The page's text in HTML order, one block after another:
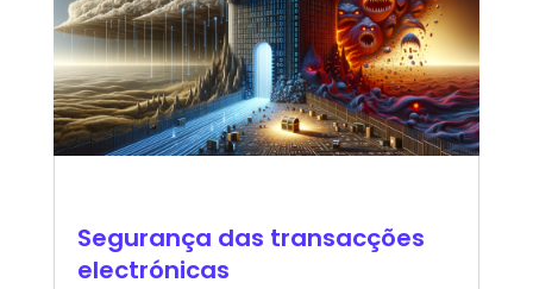
Segurança das transacções
electrónicas